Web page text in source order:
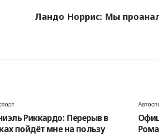
Ландо Норрис: Мы
Риккардо: Перерыв в
пойдёт мне на пользу